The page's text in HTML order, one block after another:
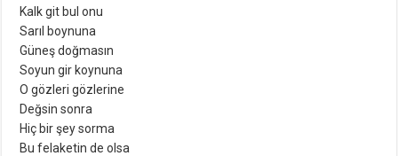
Kalk git bul onu
Sarıl boynuna
Güneş doğmasın
Soyun gir koynuna
O gözleri gözlerine
Değsin sonra
Hiç bir şey sorma
Bu felaketin de olsa